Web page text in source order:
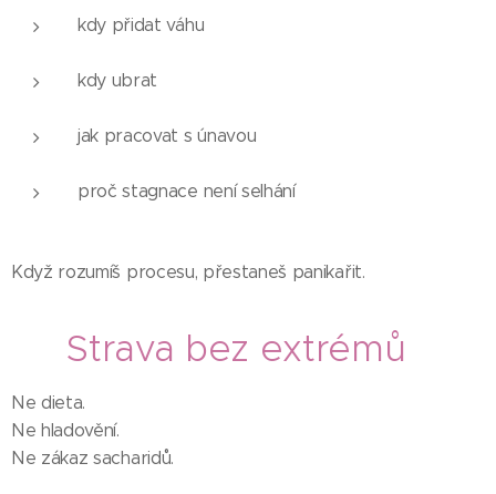
kdy přidat váhu
kdy ubrat
jak pracovat s únavou
proč stagnace není selhání
Když rozumíš procesu, přestaneš panikařit.
🥗 Strava bez extrémů
Ne dieta.
Ne hladovění.
Ne zákaz sacharidů.